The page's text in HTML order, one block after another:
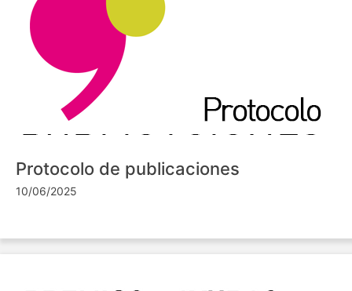
Protocolo de publicaciones
10/06/2025